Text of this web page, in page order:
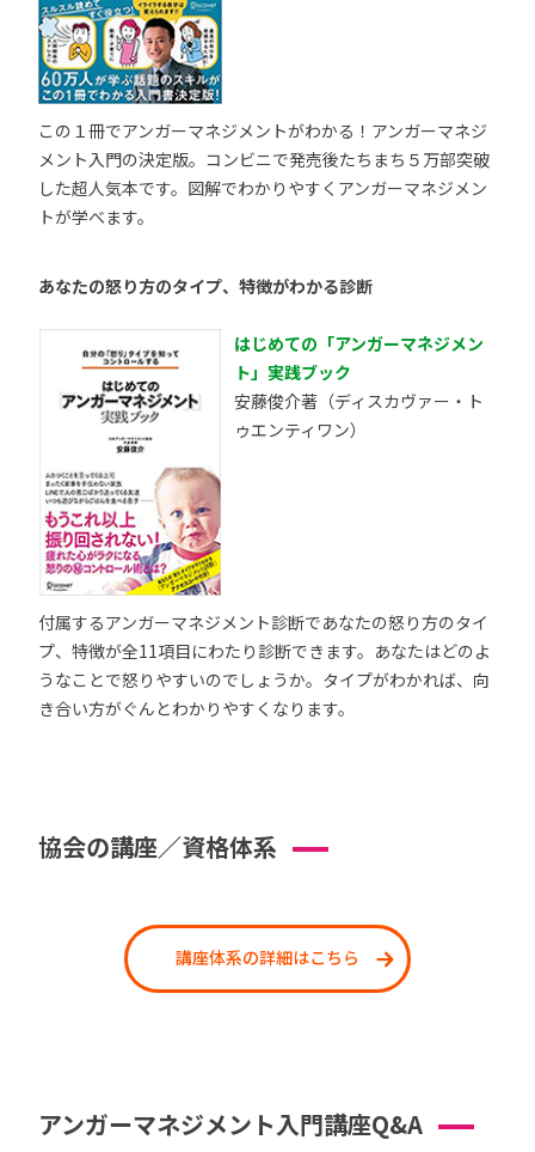
この１冊でアンガーマネジメントがわかる！アンガーマネジ
メント入門の決定版。コンビニで発売後たちまち５万部突破
した超人気本です。図解でわかりやすくアンガーマネジメン
トが学べます。
あなたの怒り方のタイプ、特徴がわかる診断
はじめての「アンガーマネジメン
ト」実践ブック
安藤俊介著（ディスカヴァー・ト
ゥエンティワン）
付属するアンガーマネジメント診断であなたの怒り方のタイ
プ、特徴が全11項目にわたり診断できます。あなたはどのよ
うなことで怒りやすいのでしょうか。タイプがわかれば、向
き合い方がぐんとわかりやすくなります。
協会の講座／資格体系
講座体系の詳細はこちら
アンガーマネジメント入門講座Q&A